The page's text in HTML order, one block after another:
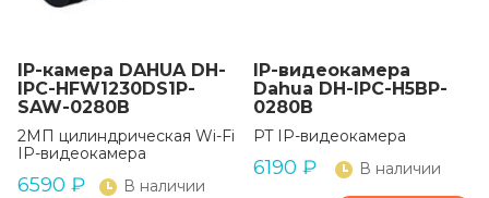
IP-камера DAHUA DH-
IPC-HFW1230DS1P-
SAW-0280B
2МП цилиндрическая Wi-Fi
IP-видеокамера
6590 ₽ В наличии
IP-видеокамера
Dahua DH-IPC-H5BP-
0280B
PT IP-видеокамера
6190 ₽ В наличии